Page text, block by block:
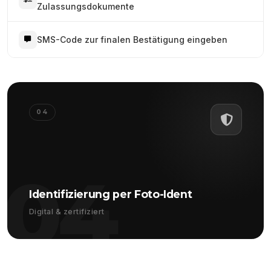
Zulassungsdokumente
SMS-Code zur finalen Bestätigung eingeben
04
04
Identifizierung per Foto-Ident
Digital & zertifiziert